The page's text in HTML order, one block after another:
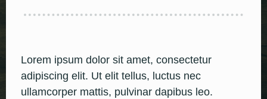
Lorem ipsum dolor sit amet, consectetur
adipiscing elit. Ut elit tellus, luctus nec
ullamcorper mattis, pulvinar dapibus leo.